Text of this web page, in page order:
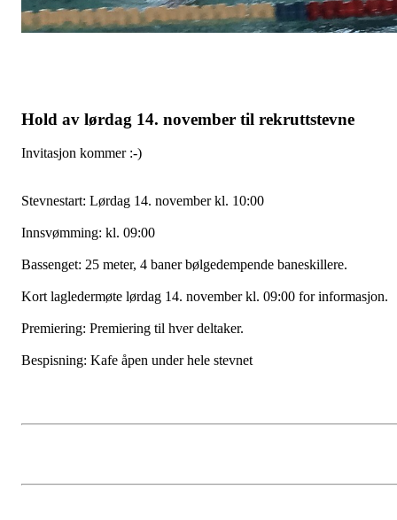
Hold av lørdag 14. november til rekruttstevne
Invitasjon kommer :-)
Stevnestart: Lørdag 14. november kl. 10:00
Innsvømming: kl. 09:00
Bassenget: 25 meter, 4 baner bølgedempende baneskillere.
Kort lagledermøte lørdag 14. november kl. 09:00 for informasjon.
Premiering: Premiering til hver deltaker.
Bespisning: Kafe åpen under hele stevnet